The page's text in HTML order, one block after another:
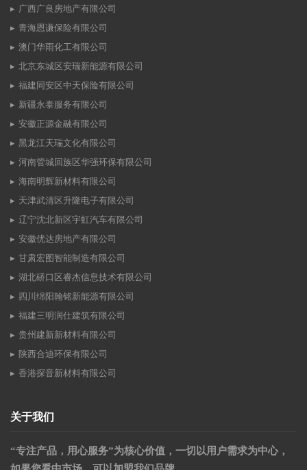
广西广良房地产有限公司
青海恩谦保险有限公司
澳门华雨化工有限公司
北京东城区安瑞新能源有限公司
福建同安区中天保险有限公司
新疆永泰服务有限公司
安徽正源金融有限公司
黑龙江天瑞文化有限公司
河南管城回族区华强环保有限公司
海南明辉新材料有限公司
天津武清区升隆电子有限公司
辽宁沈北新区宇虹汽车有限公司
安徽优达房地产有限公司
甘肃宏图智能制造有限公司
湖北硚口区睿杰信息技术有限公司
四川绵阳翰铭新能源有限公司
福建三明润仕建筑有限公司
贵州建新新材料有限公司
陕西合迪环保有限公司
香港探音新材料有限公司
关于我们
“专注产品，用心服务”为核心价值，一切以用户需求为中心，